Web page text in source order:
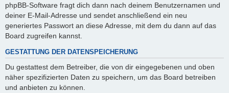
phpBB-Software fragt dich dann nach deinem Benutzernamen und
deiner E-Mail-Adresse und sendet anschließend ein neu
generiertes Passwort an diese Adresse, mit dem du dann auf das
Board zugreifen kannst.
GESTATTUNG DER DATENSPEICHERUNG
Du gestattest dem Betreiber, die von dir eingegebenen und oben
näher spezifizierten Daten zu speichern, um das Board betreiben
und anbieten zu können.